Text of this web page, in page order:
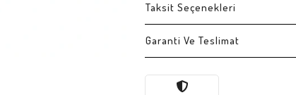
Taksit Seçenekleri
Garanti Ve Teslimat